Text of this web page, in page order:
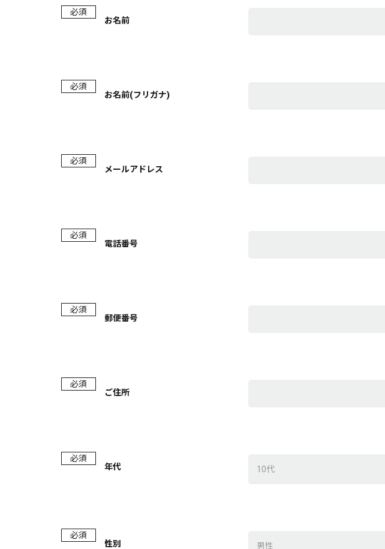
必須
お名前
必須
お名前(フリガナ)
必須
メールアドレス
必須
電話番号
必須
郵便番号
必須
ご住所
必須
年代
必須
性別